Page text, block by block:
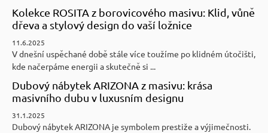
Kolekce ROSITA z borovicového masivu: Klid, vůně
dřeva a stylový design do vaší ložnice
11.6.2025
V dnešní uspěchané době stále více toužíme po klidném útočišti,
kde načerpáme energii a skutečně si ...
Dubový nábytek ARIZONA z masivu: krása
masivního dubu v luxusním designu
31.1.2025
Dubový nábytek ARIZONA je symbolem prestiže a výjimečnosti.